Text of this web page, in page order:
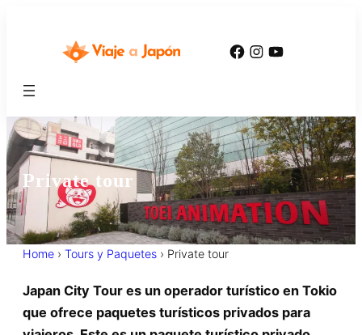
Facebook
Instagram
YouTube
Private tour
Home › Tours y Paquetes › Private tour
Japan City Tour es un operador turístico en Tokio
que ofrece paquetes turísticos privados para